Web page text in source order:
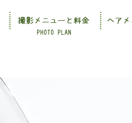
PHOTO PLAN
撮影メニューと料金 ヘア